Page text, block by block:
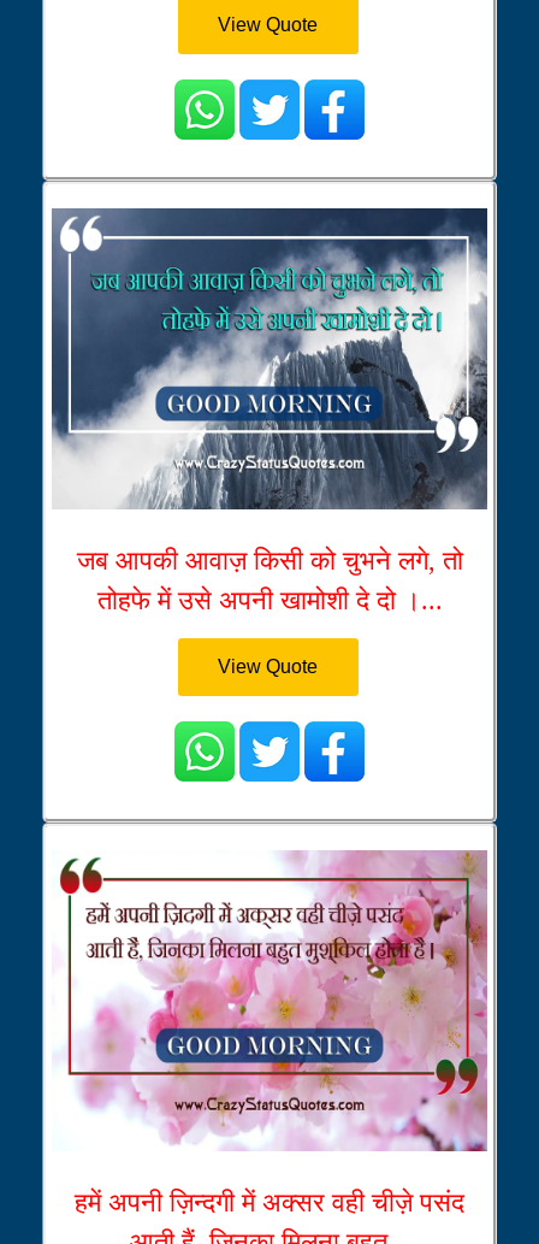
View Quote
जब आपकी आवाज़ किसी को चुभने लगे, तो
तोहफे में उसे अपनी खामोशी दे दो ।...
View Quote
हमें अपनी ज़िन्दगी में अक्सर वही चीज़े पसंद